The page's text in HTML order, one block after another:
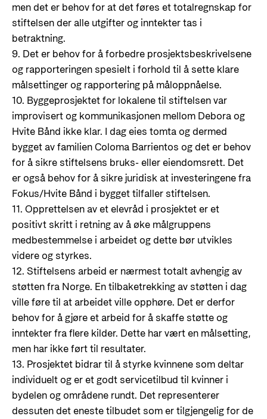
men det er behov for at det føres et totalregnskap for
stiftelsen der alle utgifter og inntekter tas i
betraktning.
9. Det er behov for å forbedre prosjektsbeskrivelsene
og rapporteringen spesielt i forhold til å sette klare
målsettinger og rapportering på måloppnåelse.
10. Byggeprosjektet for lokalene til stiftelsen var
improvisert og kommunikasjonen mellom Debora og
Hvite Bånd ikke klar. I dag eies tomta og dermed
bygget av familien Coloma Barrientos og det er behov
for å sikre stiftelsens bruks- eller eiendomsrett. Det
er også behov for å sikre juridisk at investeringene fra
Fokus/Hvite Bånd i bygget tilfaller stiftelsen.
11. Opprettelsen av et elevråd i prosjektet er et
positivt skritt i retning av å øke målgruppens
medbestemmelse i arbeidet og dette bør utvikles
videre og styrkes.
12. Stiftelsens arbeid er nærmest totalt avhengig av
støtten fra Norge. En tilbaketrekking av støtten i dag
ville føre til at arbeidet ville opphøre. Det er derfor
behov for å gjøre et arbeid for å skaffe støtte og
inntekter fra flere kilder. Dette har vært en målsetting,
men har ikke ført til resultater.
13. Prosjektet bidrar til å styrke kvinnene som deltar
individuelt og er et godt servicetilbud til kvinner i
bydelen og områdene rundt. Det representerer
dessuten det eneste tilbudet som er tilgjengelig for de